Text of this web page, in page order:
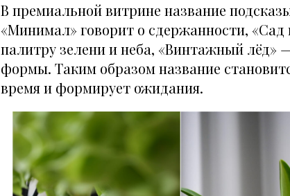
В премиальной витрине название
«Минимал» говорит о сдержанности,
палитру зелени и неба, «Винтажный лёд»
формы. Таким образом название
время и формирует ожидания.